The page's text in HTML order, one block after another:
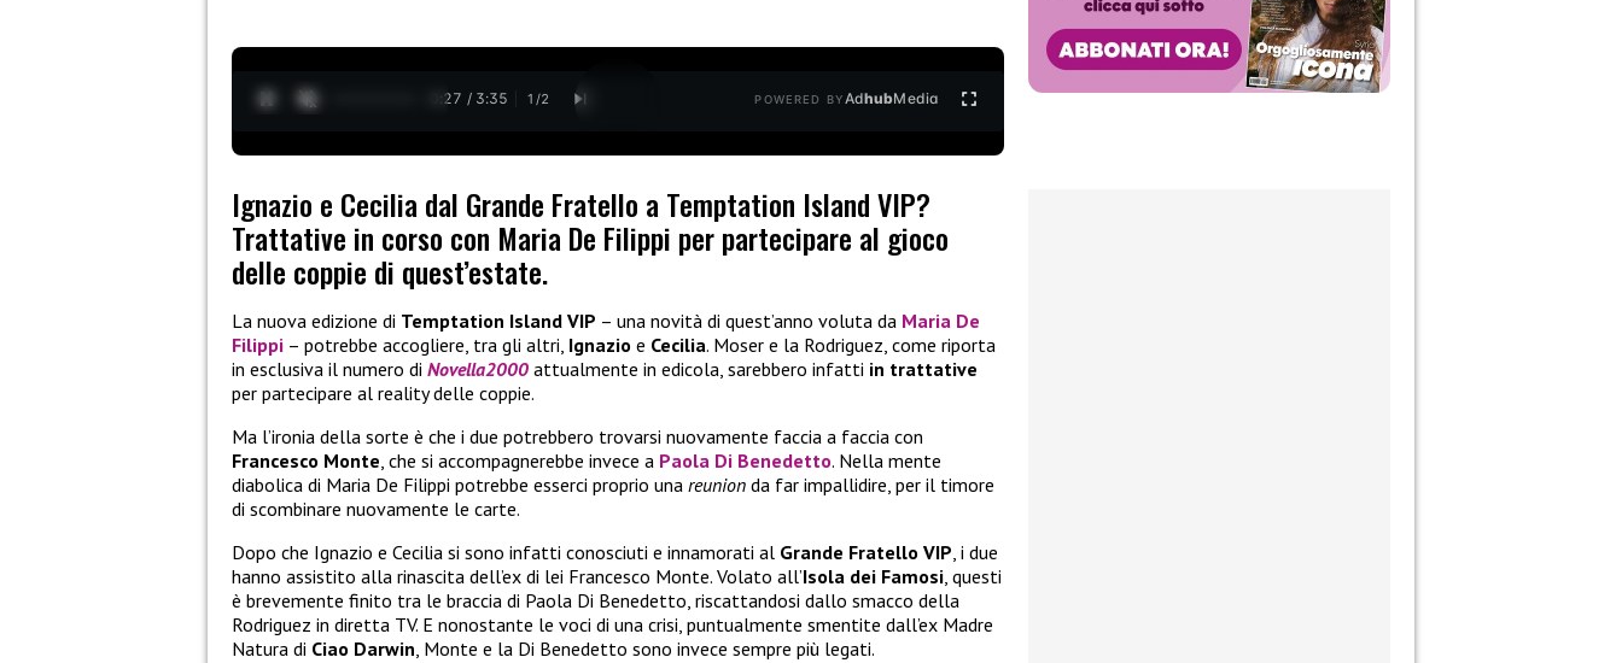
0:28 / 3:35 1 /2 POWERED BYAdhubMedia
Ignazio e Cecilia dal Grande Fratello a Temptation Island VIP?
Trattative in corso con Maria De Filippi per partecipare al gioco
delle coppie di quest’estate.
La nuova edizione di Temptation Island VIP – una novità di quest’anno voluta da Maria De
Filippi – potrebbe accogliere, tra gli altri, Ignazio e Cecilia. Moser e la Rodriguez, come riporta
in esclusiva il numero di Novella2000 attualmente in edicola, sarebbero infatti in trattative
per partecipare al reality delle coppie.
Ma l’ironia della sorte è che i due potrebbero trovarsi nuovamente faccia a faccia con
Francesco Monte, che si accompagnerebbe invece a Paola Di Benedetto. Nella mente
diabolica di Maria De Filippi potrebbe esserci proprio una reunion da far impallidire, per il timore
di scombinare nuovamente le carte.
Dopo che Ignazio e Cecilia si sono infatti conosciuti e innamorati al Grande Fratello VIP, i due
hanno assistito alla rinascita dell’ex di lei Francesco Monte. Volato all’Isola dei Famosi, questi
è brevemente finito tra le braccia di Paola Di Benedetto, riscattandosi dallo smacco della
Rodriguez in diretta TV. E nonostante le voci di una crisi, puntualmente smentite dall’ex Madre
Natura di Ciao Darwin, Monte e la Di Benedetto sono invece sempre più legati.